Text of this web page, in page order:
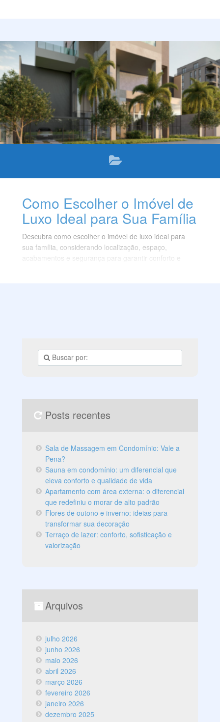
Como Escolher o Imóvel de
Luxo Ideal para Sua Família
Descubra como escolher o imóvel de luxo ideal para
sua família, considerando localização, espaço,
acabamentos e segurança para garantir conforto e
Posts recentes
Sala de Massagem em Condomínio: Vale a
Pena?
Sauna em condomínio: um diferencial que
eleva conforto e qualidade de vida
Apartamento com área externa: o diferencial
que redefiniu o morar de alto padrão
Flores de outono e inverno: ideias para
transformar sua decoração
Terraço de lazer: conforto, sofisticação e
valorização
Arquivos
julho 2026
junho 2026
maio 2026
abril 2026
março 2026
fevereiro 2026
janeiro 2026
dezembro 2025